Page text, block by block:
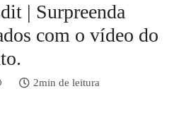
| Surpreenda
com o vídeo do
2min de leitura